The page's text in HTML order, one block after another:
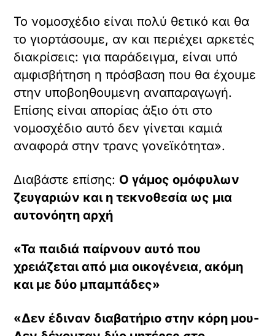
Το νομοσχέδιο είναι πολύ θετικό και θα
το γιορτάσουμε, αν και περιέχει αρκετές
διακρίσεις: για παράδειγμα, είναι υπό
αμφισβήτηση η πρόσβαση που θα έχουμε
στην υποβοηθουμενη αναπαραγωγή.
Επίσης είναι απορίας άξιο ότι στο
νομοσχέδιο αυτό δεν γίνεται καμιά
αναφορά στην τρανς γονεϊκότητα».
Διαβάστε επίσης: Ο γάμος ομόφυλων
ζευγαριών και η τεκνοθεσία ως μια
αυτονόητη αρχή
«Τα παιδιά παίρνουν αυτό που
χρειάζεται από μια οικογένεια, ακόμη
και με δύο μπαμπάδες»
«Δεν έδιναν διαβατήριο στην κόρη μου-